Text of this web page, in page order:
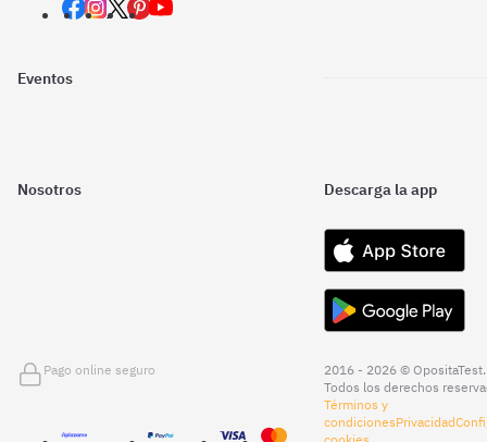
Eventos
Nosotros Descarga la app
Pago online seguro
2016 - 2026 © OpositaTest.
Todos los derechos
Términos y
condicionesPrivacidad